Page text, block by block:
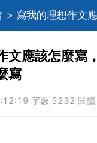
> 寫我的理想作文
麼寫
文應該怎麼寫
寫
字數 5232 閱